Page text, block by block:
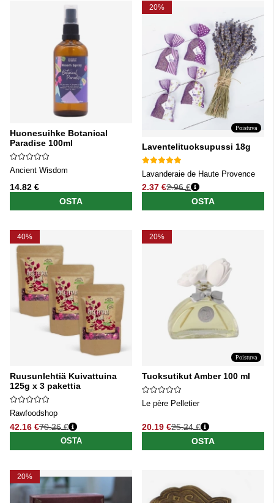
Huonesuihke Botanical
Paradise 100ml
Ancient Wisdom
14.82 €
OSTA
20%
Poistuva
Laventelituoksupussi 18g
Lavanderaie de Haute Provence
2.37 €
Normaali hinta
2.96 €
OSTA
40%
Ruusunlehtiä Kuivattuina
125g x 3 pakettia
Rawfoodshop
42.16 €
Normaali hinta
70.26 €
OSTA
20%
Poistuva
Tuoksutikut Amber 100 ml
Le père Pelletier
20.19 €
Normaali hinta
25.24 €
OSTA
20%